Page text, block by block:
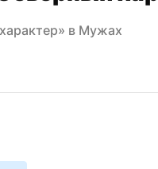
в Мужах